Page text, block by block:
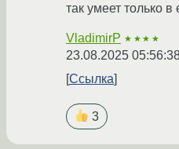
так умеет только в
VladimirP ★★★★
23.08.2025
Ссылка
3